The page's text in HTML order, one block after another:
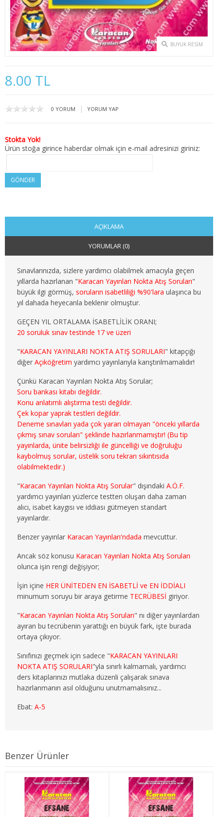
3. SINIF 6. YARIYIL İKTİSAT
4. SINIF 7. YARIYIL İKTİSAT
KAMU YÖNETİMİ
1. SINIF 1. YARIYIL KAMU
2. SINIF 3. YARIYIL KAMU
4. SINIF 7. YARIYIL KAMU
4. SINIF 8. YARIYIL KAMU
MALİYE
1. SINIF 1. YARIYIL MALİYE
1. SINIF 2. YARIYIL MALİYE
2. SINIF 4. YARIYIL MALİYE
3. SINIF 5. YARIYIL MALİYE
3. SINIF 6. YARIYIL MALİYE
4. SINIF 7. YARIYIL MALİYE
4. SINIF 8. YARIYIL MALİYE
1. SINIF 1. YARIYIL ÇEKO
1. SINIF 2. YARIYIL ÇEKO
2. SINIF 3. YARIYIL ÇEKO
2. SINIF 4. YARIYIL ÇEKO
3. SINIF 5. YARIYIL ÇEKO
4. SINIF 7. YARIYIL ÇEKO
4. SINIF 8. YARIYIL ÇEKO
ULUSLARARASI İLİŞKİLER
2. SINIF 4. YARIYIL ULUSLARARASI İLŞ
3. SINIF 5. YARIYIL ULUSLARARASI İLŞ
3. SINIF 6. YARIYIL ULUSLARARASI İLŞ
BUYUK RESIM
8.00 TL
0 YORUM | YORUM YAP
Stokta Yok!
Ürün stoğa girince haberdar olmak için e-mail adresinizi giriniz:
GÖNDER
AÇIKLAMA
YORUMLAR (0)
Sınavlarınızda, sizlere yardımcı olabilmek amacıyla geçen
yıllarda hazırlanan "Karacan Yayınları Nokta Atış Soruları"
büyük ilgi görmüş, soruların isabetliliği %90'lara ulaşınca bu
yıl dahada heyecanla beklenir olmuştur.
GEÇEN YIL ORTALAMA İSABETLİLİK ORANI;
20 soruluk sınav testinde 17 ve üzeri
"KARACAN YAYINLARI NOKTA ATIŞ SORULARI" kitapçığı
diğer Açıköğretim yardımcı yayınlarıyla karıştırılmamalıdır!
Çünkü Karacan Yayınları Nokta Atış Sorular;
Soru bankası kitabı değildir.
Konu anlatımlı alıştırma testi değildir.
Çek kopar yaprak testleri değildir.
Deneme sınavları yada çok yararı olmayan "önceki yıllarda
çıkmış sınav soruları" şeklinde hazırlanmamıştır! (Bu tip
yayınlarda, ünite belirsizliği ile güncelliği ve doğruluğu
kaybolmuş sorular, üstelik soru tekrarı sıkıntısıda
olabilmektedir.)
"Karacan Yayınları Nokta Atış Sorular" dışındaki A.Ö.F.
yardımcı yayınları yüzlerce testten oluşan daha zaman
alıcı, isabet kaygısı ve iddiası gütmeyen standart
yayınlardır.
Benzer yayınlar Karacan Yayınları'ndada mevcuttur.
Ancak söz konusu Karacan Yayınları Nokta Atış Soruları
olunca işin rengi değişiyor;
İşin içine HER ÜNİTEDEN EN İSABETLİ ve EN İDDİALI
minumum soruyu bir araya getirme TECRÜBESİ giriyor.
"Karacan Yayınları Nokta Atış Soruları" nı diğer yayınlardan
ayıran bu tecrübenin yarattığı en büyük fark, işte burada
ortaya çıkıyor.
Sınıfınızı geçmek için sadece "KARACAN YAYINLARI
NOKTA ATIŞ SORULARI"yla sınırlı kalmamalı, yardımcı
ders kitaplarınızı mutlaka düzenli çalışarak sınava
hazırlanmanın asıl olduğunu unutmamalısınız...
Ebat: A-5
Benzer Ürünler